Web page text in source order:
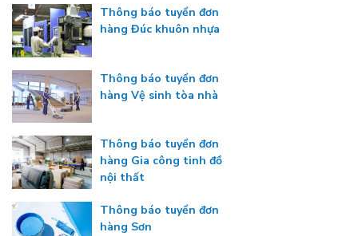
Thông báo tuyển đơn
hàng Đúc khuôn nhựa
Thông báo tuyển đơn
hàng Vệ sinh tòa nhà
Thông báo tuyển đơn
hàng Gia công tinh đồ
nội thất
Thông báo tuyển đơn
hàng Sơn